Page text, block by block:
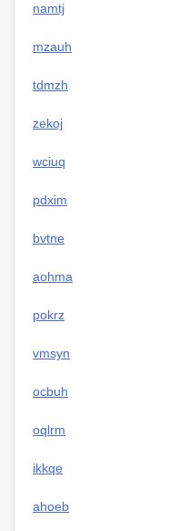
namtj
mzauh
tdmzh
zekoj
wciuq
pdxim
bvtne
aohma
pokrz
vmsyn
ocbuh
oqlrm
ikkqe
ahoeb